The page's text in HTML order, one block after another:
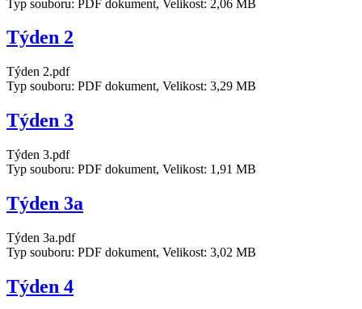
Typ souboru: PDF dokument, Velikost: 2,06 MB
Týden 2
Týden 2.pdf
Typ souboru: PDF dokument, Velikost: 3,29 MB
Týden 3
Týden 3.pdf
Typ souboru: PDF dokument, Velikost: 1,91 MB
Týden 3a
Týden 3a.pdf
Typ souboru: PDF dokument, Velikost: 3,02 MB
Týden 4